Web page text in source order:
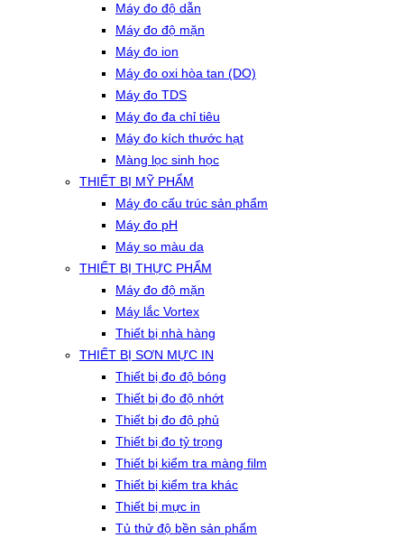
Máy đo độ dẫn
Máy đo độ mặn
Máy đo ion
Máy đo oxi hòa tan (DO)
Máy đo TDS
Máy đo đa chỉ tiêu
Máy đo kích thước hạt
Màng lọc sinh học
THIẾT BỊ MỸ PHẨM
Máy đo cấu trúc sản phẩm
Máy đo pH
Máy so màu da
THIẾT BỊ THỰC PHẨM
Máy đo độ mặn
Máy lắc Vortex
Thiết bị nhà hàng
THIẾT BỊ SƠN MỰC IN
Thiết bị đo độ bóng
Thiết bị đo độ nhớt
Thiết bị đo độ phủ
Thiết bị đo tỷ trọng
Thiết bị kiểm tra màng film
Thiết bị kiểm tra khác
Thiết bị mực in
Tủ thử độ bền sản phẩm